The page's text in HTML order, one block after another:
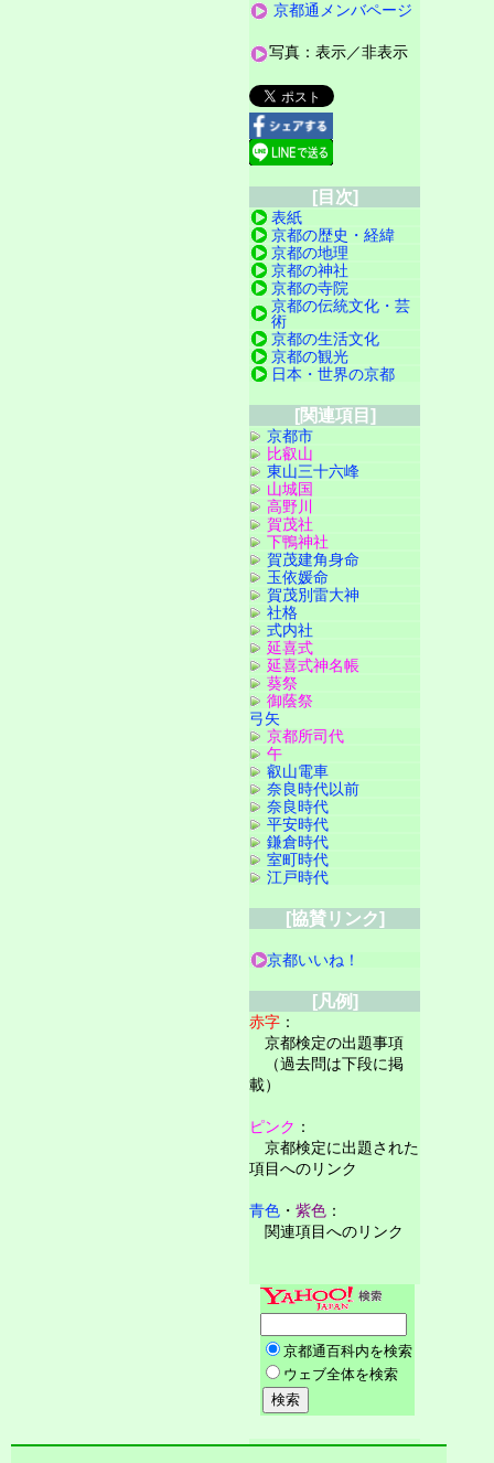
京都通メンバページ
写真：表示／非表示
[目次]
表紙
京都の歴史・経緯
京都の地理
京都の神社
京都の寺院
京都の伝統文化・芸
術
京都の生活文化
京都の観光
日本・世界の京都
[関連項目]
京都市
比叡山
東山三十六峰
山城国
高野川
賀茂社
下鴨神社
賀茂建角身命
玉依媛命
賀茂別雷大神
社格
式内社
延喜式
延喜式神名帳
葵祭
御蔭祭
弓矢
京都所司代
午
叡山電車
奈良時代以前
奈良時代
平安時代
鎌倉時代
室町時代
江戸時代
[協賛リンク]
京都いいね！
[凡例]
赤字 ：
京都検定の出題事項
（過去問は下段に掲
載）
ピンク ：
京都検定に出題された
項目へのリンク
青色 ・ 紫色 ：
関連項目へのリンク